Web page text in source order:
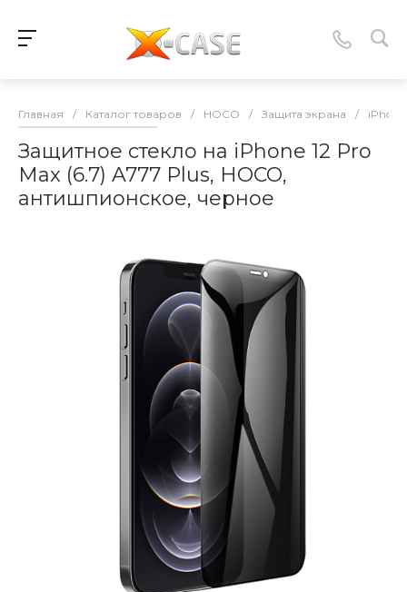
Главная / Каталог товаров / HOCO / Защита экрана / iPhone
Защитное стекло на iPhone 12 Pro
Max (6.7) A777 Plus, HOCO,
антишпионское, черное